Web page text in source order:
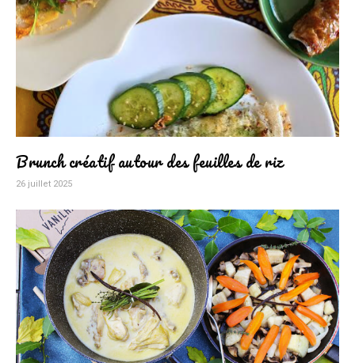
Brunch créatif autour des feuilles de riz
26 juillet 2025